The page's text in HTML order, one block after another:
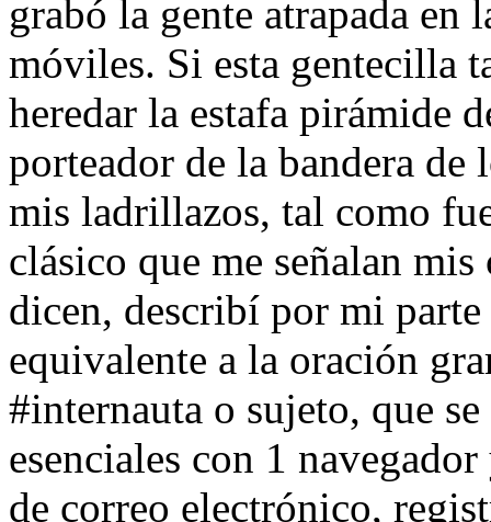
grabó la gente atrapada en
móviles. Si esta gentecilla
heredar la estafa pirámide
porteador de la bandera
mis ladrillazos, tal como
clásico que me señalan
dicen, describí por mi
equivalente a la oración
#internauta o sujeto, que
esenciales con 1
de correo electrónico,